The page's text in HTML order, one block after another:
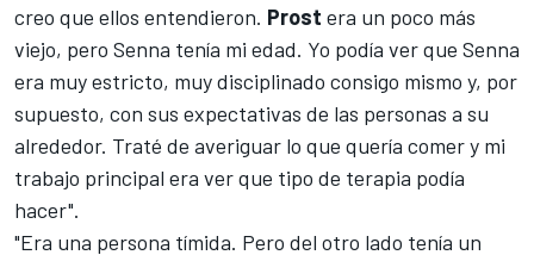
creo que ellos entendieron. Prost era un poco más
viejo, pero Senna tenía mi edad. Yo podía ver que Senna
era muy estricto, muy disciplinado consigo mismo y, por
supuesto, con sus expectativas de las personas a su
alrededor. Traté de averiguar lo que quería comer y mi
trabajo principal era ver que tipo de terapia podía
hacer".
"Era una persona tímida. Pero del otro lado tenía un